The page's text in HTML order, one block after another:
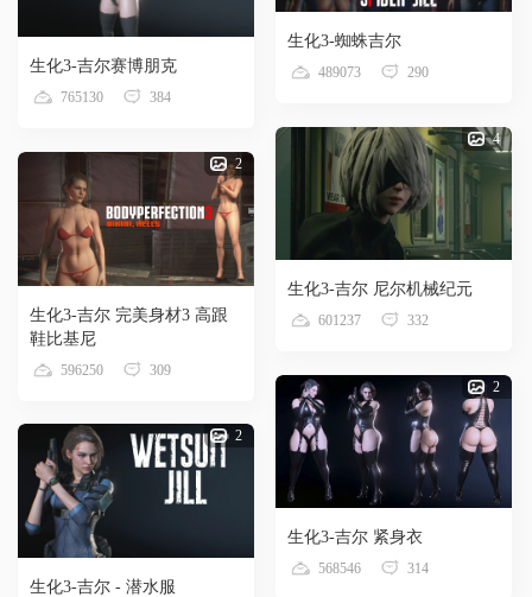
生化3-吉尔赛博朋克
765130 384
2
生化3-吉尔 完美身材3 高跟
鞋比基尼
596250 309
2
生化3-吉尔 - 潜水服
生化3-蜘蛛吉尔
489073 290
4
生化3-吉尔 尼尔机械纪元
601237 332
2
生化3-吉尔 紧身衣
568546 314